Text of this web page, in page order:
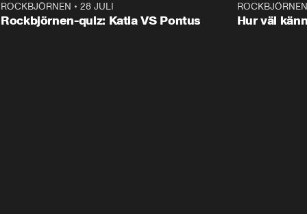
ROCKBJÖRNEN • 28 JULI
Rockbjörnen-quiz: Katia VS Pontus
ROCKBJÖRNEN
Hur väl